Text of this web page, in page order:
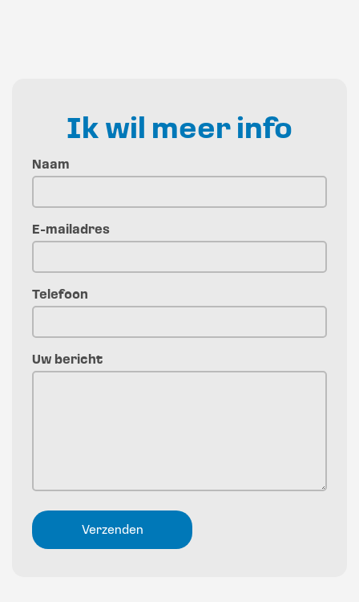
Ik wil meer info
Naam
E-mailadres
Telefoon
Uw bericht